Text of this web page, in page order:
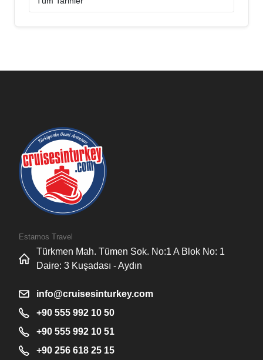
Estamos Travel
Türkmen Mah. Tümen Sok. No:1 A Blok No: 1
Daire: 3 Kuşadası - Aydın
info@cruisesinturkey.com
+90 555 992 10 50
+90 555 992 10 51
+90 256 618 25 15